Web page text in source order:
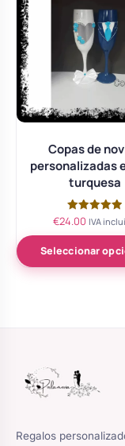
Copas de
personalizadas
turquesa
Valorado
5.00
de 5
€24.00 IVA
Seleccionar
Regalos